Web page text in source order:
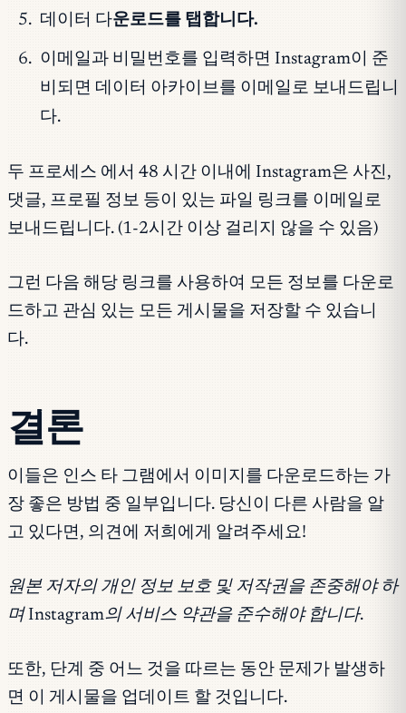
데이터 다운로드를 탭합니다.
이메일과 비밀번호를 입력하면 Instagram이 준
비되면 데이터 아카이브를 이메일로 보내드립니
다.
두 프로세스 에서 48 시간 이내에 Instagram은 사진,
댓글, 프로필 정보 등이 있는 파일 링크를 이메일로
보내드립니다. (1-2시간 이상 걸리지 않을 수 있음)
그런 다음 해당 링크를 사용하여 모든 정보를 다운로
드하고 관심 있는 모든 게시물을 저장할 수 있습니
다.
결론
이들은 인스 타 그램에서 이미지를 다운로드하는 가
장 좋은 방법 중 일부입니다. 당신이 다른 사람을 알
고 있다면, 의견에 저희에게 알려주세요!
원본 저자의 개인 정보 보호 및 저작권을 존중해야 하
며 Instagram의 서비스 약관을 준수해야 합니다.
또한, 단계 중 어느 것을 따르는 동안 문제가 발생하
면 이 게시물을 업데이트 할 것입니다.